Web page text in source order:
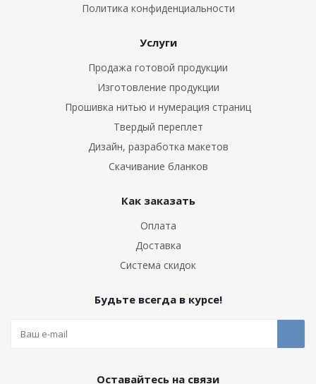
Политика конфиденциальности
Услуги
Продажа готовой продукции
Изготовление продукции
Прошивка нитью и нумерация страниц
Твердый переплет
Дизайн, разработка макетов
Скачивание бланков
Как заказать
Оплата
Доставка
Система скидок
Будьте всегда в курсе!
Оставайтесь на связи